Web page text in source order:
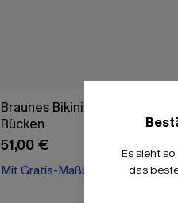
Braunes Bikini-Set mit
Rücken
51,00 €
Mit Gratis-Maßband
Es sieht so
das